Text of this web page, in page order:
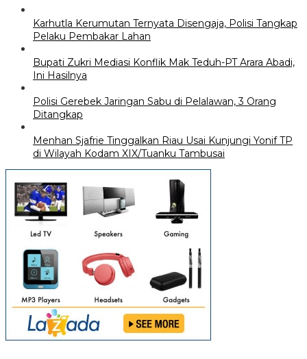
Karhutla Kerumutan Ternyata Disengaja, Polisi Tangkap
Pelaku Pembakar Lahan
Bupati Zukri Mediasi Konflik Mak Teduh-PT Arara Abadi,
Ini Hasilnya
Polisi Gerebek Jaringan Sabu di Pelalawan, 3 Orang
Ditangkap
Menhan Sjafrie Tinggalkan Riau Usai Kunjungi Yonif TP
di Wilayah Kodam XIX/Tuanku Tambusai